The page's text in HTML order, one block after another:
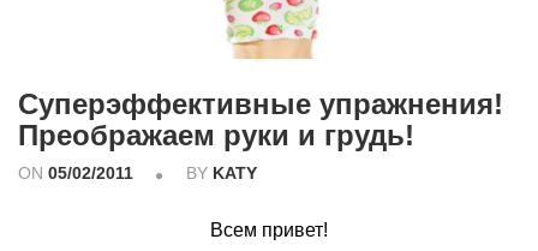
Суперэффективные упражнения!
Преображаем руки и грудь!
ON 05/02/2011 BY KATY
Всем привет!